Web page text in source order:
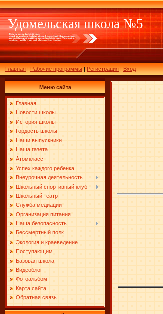
Удомельская школа №5
Главная|Рабочие программы|Регистрация|Вход
Меню сайта
Главная
Новости школы
История школы
Гордость школы
Наши выпускники
Наша газета
Атомкласс
Успех каждого ребенка
Внеурочная деятельность
Школьный спортивный клуб
Школьный театр
Служба медиации
Организация питания
Наша безопасность
Бессмертный полк
Экология и краеведение
Поступающим
Базовая школа
Видеоблог
Фотоальбом
Карта сайта
Обратная связь